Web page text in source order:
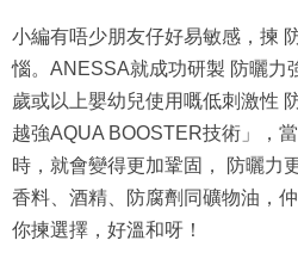
惱。ANESSA就成功研製 防曬力
歲或以上嬰幼兒使用嘅低刺激性
越強AQUA BOOSTER技術」，
時，就會變得更加鞏固， 防曬力
香料、酒精、防腐劑同礦物油，
你揀選擇，好溫和呀！